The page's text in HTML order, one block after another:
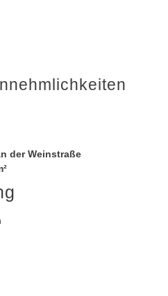
der Weinstraße